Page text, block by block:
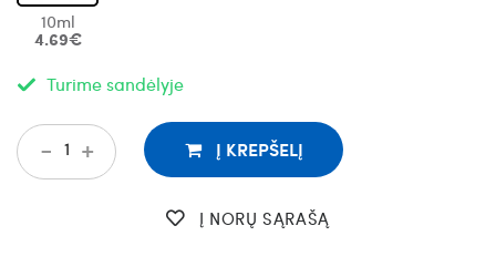
10ml
4.69€
Turime sandėlyje
+
- Į KREPŠELĮ
Į NORŲ SĄRAŠĄ